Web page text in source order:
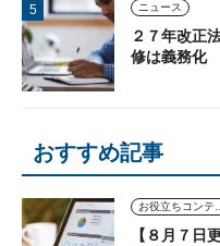
ニュース
２７年改正
修は義務化
おすすめ記事
お役立
【８月７日